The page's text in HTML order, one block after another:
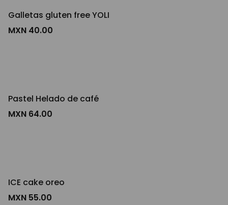
Galletas gluten free YOLI
MXN 40.00
Pastel Helado de café
MXN 64.00
ICE cake oreo
MXN 55.00